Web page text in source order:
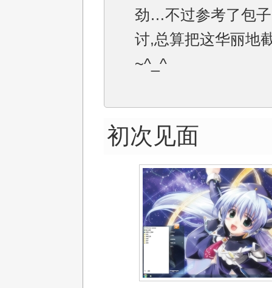
劲…不过参考了包
讨,总算把这华丽地
~^_^
初次见面